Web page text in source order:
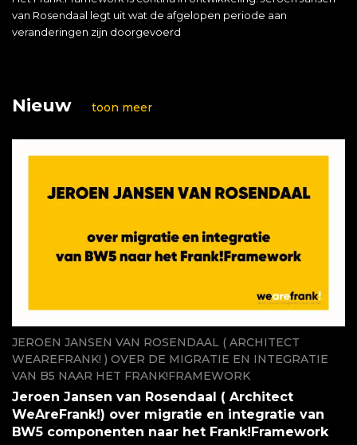
van Rosendaal legt uit wat de afgelopen periode aan
veranderingen zijn doorgevoerd
Nieuw toon meer
JEROEN JANSEN VAN ROSENDAAL ( ARCHITECT
WEAREFRANK! ) OVER DE MIGRATIE EN INTEGRATIE
VAN B5 NAAR HET FRANK!FRAMEWORK
Jeroen Jansen van Rosendaal ( Architect
WeAreFrank!) over migratie en integratie van
BW5 componenten naar het Frank!Framework